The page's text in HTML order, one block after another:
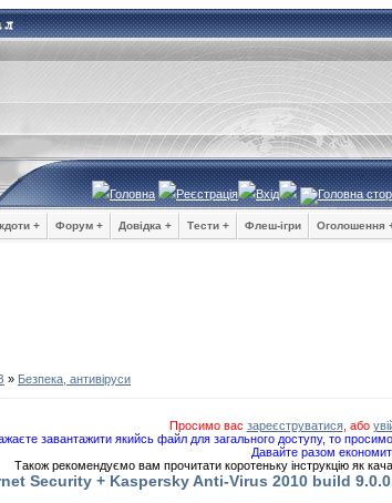
Головна Реєстрація Вхід
+ Форум + Довідка + Тести + Флеш-ігри Оголошення
» Безпека, антивіруси
Просимо вас зареєструватися, або
завантажити якийсь файл для загального доступу, то
Давайте разом
Також рекомендуємо вам прочитати коротеньку інструкцію як
Security + Kaspersky Anti-Virus 2010 build